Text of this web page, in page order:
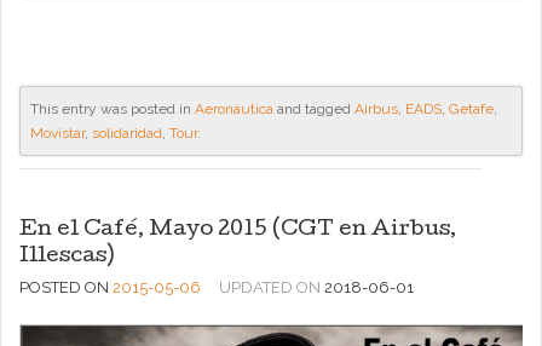
This entry was posted in Aeronáutica and tagged Airbus, EADS, Getafe,
Movistar, solidaridad, Tour.
En el Café, Mayo 2015 (CGT en Airbus,
Illescas)
POSTED ON 2015-05-06 UPDATED ON 2018-06-01